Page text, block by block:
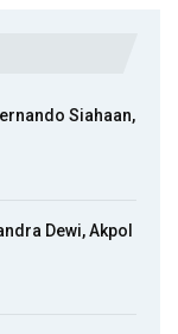
Siahaan,
Dewi, Akpol